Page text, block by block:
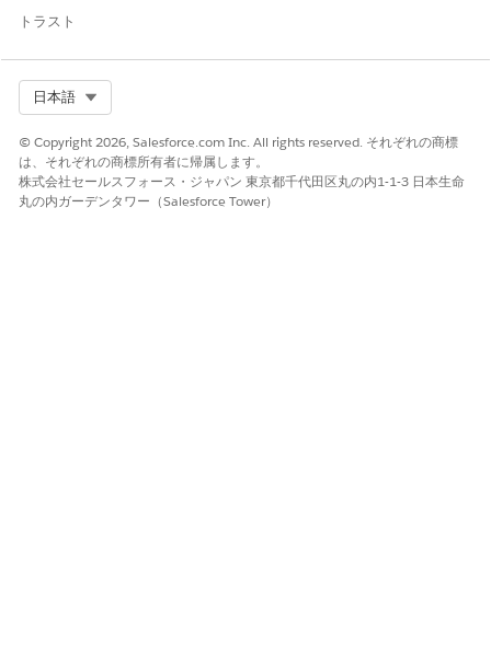
トラスト
日本語
© Copyright 2026, Salesforce.com Inc. All rights reserved. それぞれの商標
は、それぞれの商標所有者に帰属します。
株式会社セールスフォース・ジャパン 東京都千代田区丸の内1-1-3 日本生命
丸の内ガーデンタワー（Salesforce Tower）